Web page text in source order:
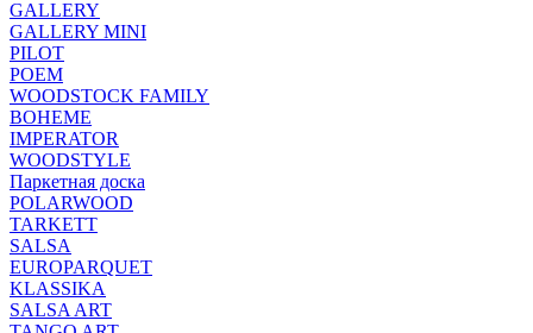
GALLERY
GALLERY MINI
PILOT
POEM
WOODSTOCK FAMILY
BOHEME
IMPERATOR
WOODSTYLE
Паркетная доска
POLARWOOD
TARKETT
SALSA
EUROPARQUET
KLASSIKA
SALSA ART